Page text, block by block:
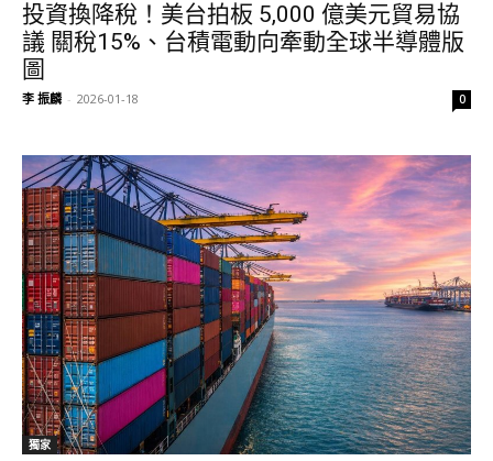
投資換降稅！美台拍板 5,000 億美元貿易協
議 關稅15%、台積電動向牽動全球半導體版
圖
李 振麟 - 2026-01-18 0
獨家